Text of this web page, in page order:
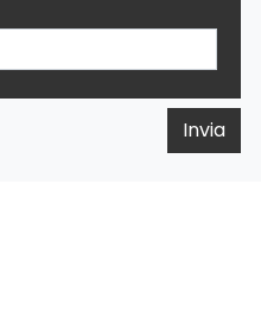
Invia